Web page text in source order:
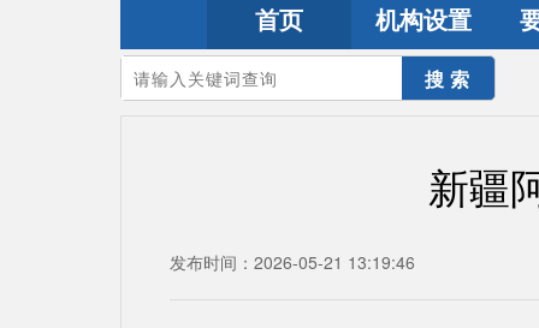
首页 机构设置
您的当前位置：首页>地震频道 新疆震讯
新疆
发布时间：2026-05-21 13:19:46